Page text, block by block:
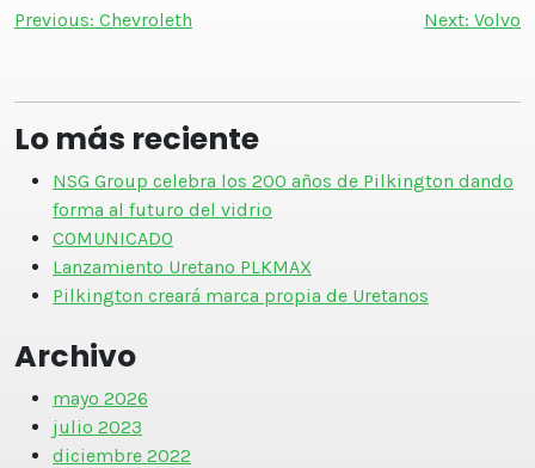
Navegación
entradas
Previous: Chevroleth Next: Volvo
Lo más reciente
NSG Group celebra los 200 años de Pilkington dando
forma al futuro del vidrio
COMUNICADO
Lanzamiento Uretano PLKMAX
Pilkington creará marca propia de Uretanos
Archivo
mayo 2026
julio 2023
diciembre 2022